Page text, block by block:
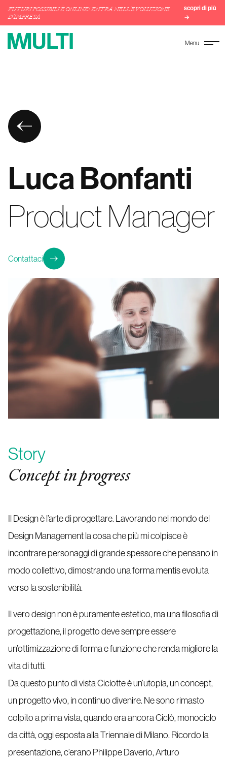
FUTURI POSSIBILI È ONLINE! ENTRA NELL'EVOLUZIONE
D'IMPRESA
scopri di più
→
Menu
Luca Bonfanti
Product Manager
Contattaci
Story
Concept in progress
Il Design è l’arte di progettare. Lavorando nel mondo del
Design Management la cosa che più mi colpisce è
incontrare personaggi di grande spessore che pensano in
modo collettivo, dimostrando una forma mentis evoluta
verso la sostenibilità.
Il vero design non è puramente estetico, ma una filosofia di
progettazione, il progetto deve sempre essere
un’ottimizzazione di forma e funzione che renda migliore la
vita di tutti.
Da questo punto di vista Ciclotte è un’utopia, un concept,
un progetto vivo, in continuo divenire. Ne sono rimasto
colpito a prima vista, quando era ancora Ciclò, monociclo
da città, oggi esposta alla Triennale di Milano. Ricordo la
presentazione, c’erano Philippe Daverio, Arturo